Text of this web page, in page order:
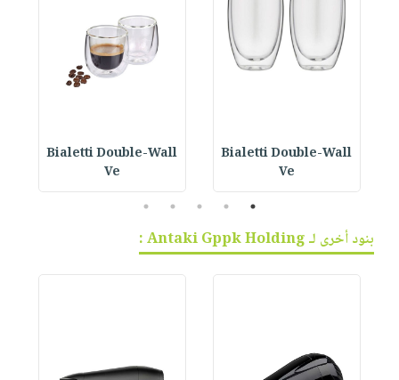
Bialetti Double-Wall
Ve
Bialetti Double-Wall
Ve
1
2
3
4
5
بنود أخرى لـ Antaki Gppk Holding :